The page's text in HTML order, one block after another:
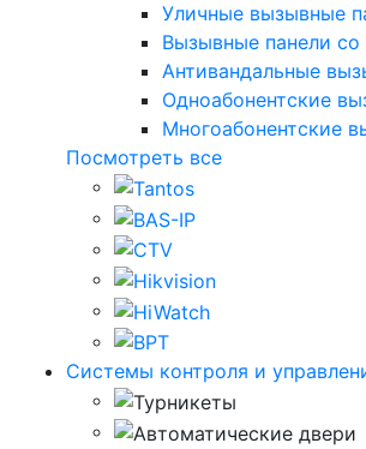
Уличные вызывные
Вызывные панели со
Антивандальные
Одноабонентские
Многоабонентские
Посмотреть все
Системы контроля и